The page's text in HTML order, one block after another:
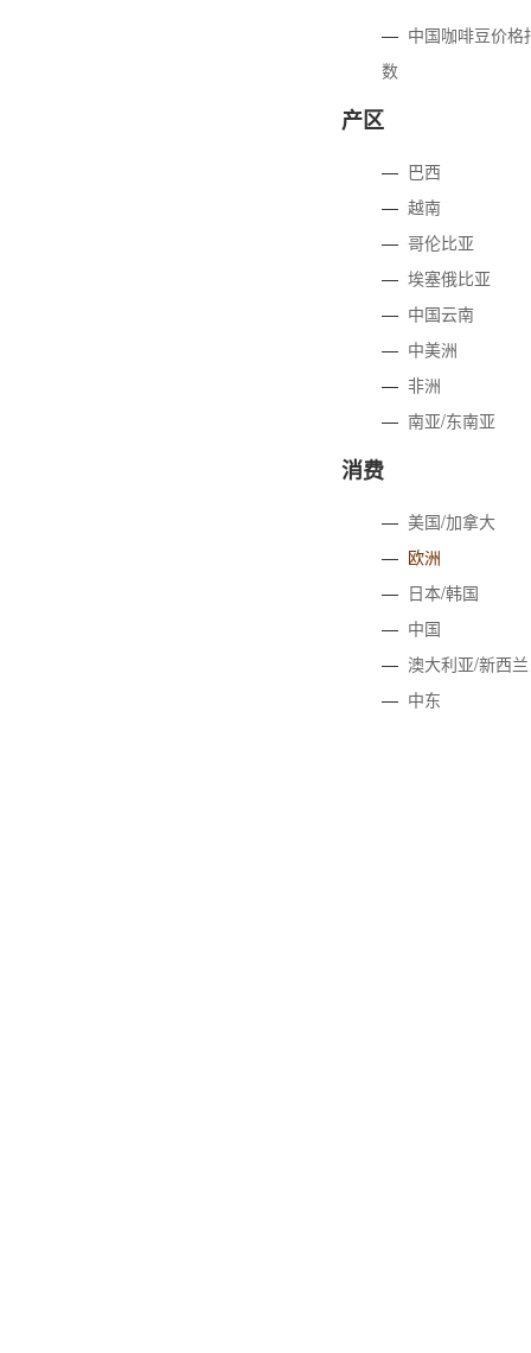
— 中国咖啡豆价格
数
产区
— 巴西
—越南
—哥伦比亚
—埃塞俄比亚
— 中国云南
— 中美洲
—非洲
—南亚/东南亚
消费
—美国/加拿大
— 欧洲
— 日本/韩国
— 中国
— 澳大利亚/新西兰
— 中东